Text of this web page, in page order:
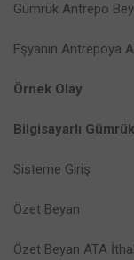
Gümrük Antrepo
Eşyanın Antrepoya
Örnek Olay
Bilgisayarlı
Sisteme Giriş
Özet Beyan
Özet Beyan ATA